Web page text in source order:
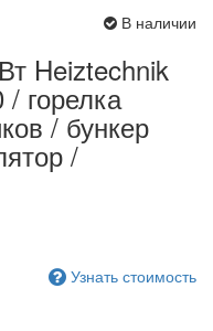
В наличии
Heiztechnik
горелка
/ бункер
/
Узнать стоимость